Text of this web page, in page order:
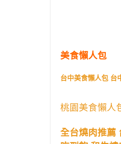
美食懶人包
台中美食懶人包 台
桃園美食懶人
全台燒肉推薦